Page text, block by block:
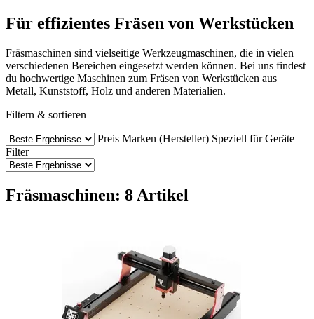
Für effizientes Fräsen von Werkstücken
Fräsmaschinen sind vielseitige Werkzeugmaschinen, die in vielen
verschiedenen Bereichen eingesetzt werden können. Bei uns findest
du hochwertige Maschinen zum Fräsen von Werkstücken aus
Metall, Kunststoff, Holz und anderen Materialien.
Filtern & sortieren
Preis Marken (Hersteller) Speziell für Geräte
Filter
Fräsmaschinen: 8 Artikel